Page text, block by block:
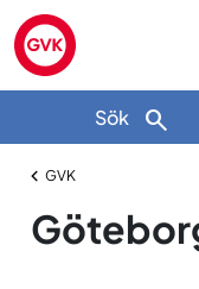
Sök
GVK